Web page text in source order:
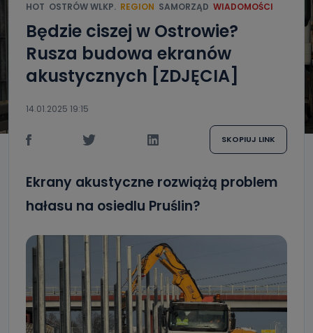
HOT OSTRÓW WLKP. REGION SAMORZĄD WIADOMOŚCI
Będzie ciszej w Ostrowie?
Rusza budowa ekranów
akustycznych [ZDJĘCIA]
14.01.2025 19:15
SKOPIUJ LINK
Ekrany akustyczne rozwiążą problem
hałasu na osiedlu Pruślin?